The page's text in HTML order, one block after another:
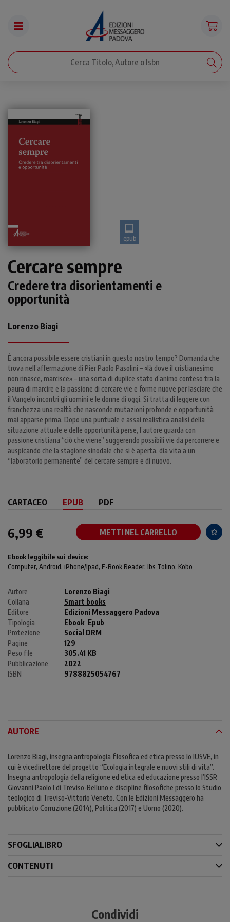
epub
Cercare sempre
Credere tra disorientamenti e
opportunità
Lorenzo Biagi
È ancora possibile essere cristiani in questo nostro tempo? Domanda che
trova nell’affermazione di Pier Paolo Pasolini – «là dove il cristianesimo
non rinasce, marcisce» – una sorta di duplice stato d’animo conteso tra la
paura di marcire e la passione di cercare vie e forme nuove per lasciare che
il Vangelo incontri gli uomini e le donne di oggi. Si tratta di leggere con
franchezza una realtà che nasconde mutazioni profonde e opportunità
mai apparse prima. Dopo una puntuale e assai realistica analisi della
situazione attuale e delle opportunità perse, l’autore guarda con
passione cristiana “ciò che viene” suggerendo possibili vie da percorrere e
auspicando che la stagione sinodale che si è aperta, dia vita a un
“laboratorio permanente” del cercare sempre e di nuovo.
CARTACEO EPUB PDF
6,99 € METTI NEL CARRELLO
Ebook leggibile sui device:
Computer, Android, iPhone/Ipad, E-Book Reader, Ibs Tolino, Kobo
Autore
Lorenzo Biagi
Collana
Smart books
Editore
Edizioni Messaggero Padova
Tipologia
Ebook Epub
Protezione
Social DRM
Pagine
129
Peso file
305.41 KB
Pubblicazione
2022
ISBN
9788825054767
AUTORE
Lorenzo Biagi, insegna antropologia filosofica ed etica presso lo IUSVE, in
cui è vicedirettore del progetto “Ecologia integrale e nuovi stili di vita”.
Insegna antropologia della religione ed etica ed educazione presso l’ISSR
Giovanni Paolo I di Treviso-Belluno e discipline filosofiche presso lo Studio
teologico di Treviso-Vittorio Veneto. Con le Edizioni Messaggero ha
pubblicato Corruzione (2014), Politica (2017) e Uomo (2020).
SFOGLIALIBRO
CONTENUTI
Condividi